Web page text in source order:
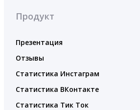
Продукт
Презентация
Отзывы
Статистика Инстаграм
Статистика ВКонтакте
Статистика Тик Ток